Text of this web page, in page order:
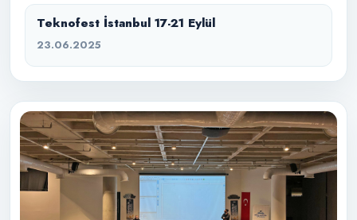
Teknofest İstanbul 17-21 Eylül
23.06.2025